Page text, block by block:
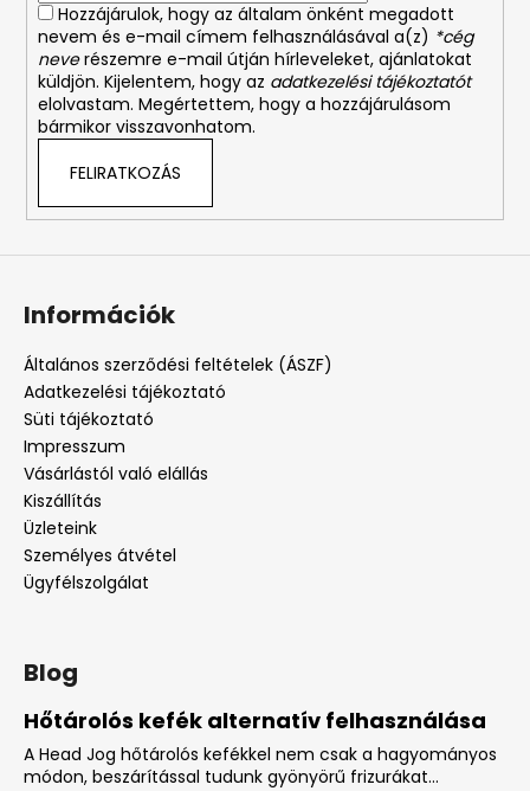
Hozzájárulok, hogy az általam önként megadott
nevem és e-mail címem felhasználásával a(z) *cég
neverészemre e-mail útján hírleveleket, ajánlatokat
küldjön. Kijelentem, hogy az adatkezelési tájékoztatót
elolvastam. Megértettem, hogy a hozzájárulásom
bármikor visszavonhatom.
FELIRATKOZÁS
Információk
Általános szerződési feltételek (ÁSZF)
Adatkezelési tájékoztató
Süti tájékoztató
Impresszum
Vásárlástól való elállás
Kiszállítás
Üzleteink
Személyes átvétel
Ügyfélszolgálat
Blog
Hőtárolós kefék alternatív felhasználása
A Head Jog hőtárolós kefékkel nem csak a hagyományos
módon, beszárítással tudunk gyönyörű frizurákat...